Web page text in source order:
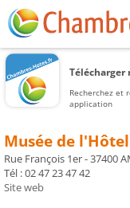
Recherchez et
application
Musée de
Rue François 1er - 37400
Tél : 02 47 23 47 42
Site web